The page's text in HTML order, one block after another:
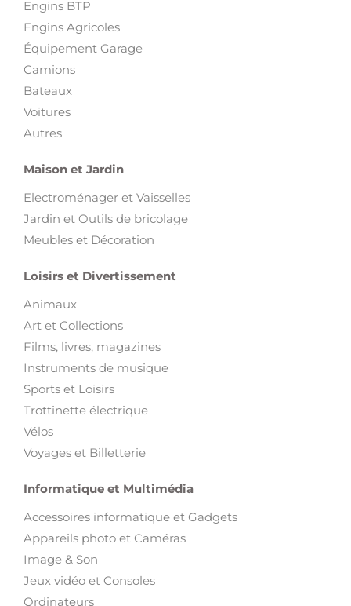
Engins BTP
Engins Agricoles
Équipement Garage
Camions
Bateaux
Voitures
Autres
Maison et Jardin
Electroménager et Vaisselles
Jardin et Outils de bricolage
Meubles et Décoration
Loisirs et Divertissement
Animaux
Art et Collections
Films, livres, magazines
Instruments de musique
Sports et Loisirs
Trottinette électrique
Vélos
Voyages et Billetterie
Informatique et Multimédia
Accessoires informatique et Gadgets
Appareils photo et Caméras
Image & Son
Jeux vidéo et Consoles
Ordinateurs